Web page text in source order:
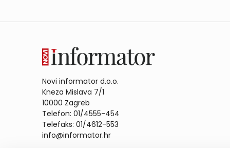
Novi informator d.o.o.
Kneza Mislava 7/1
10000 Zagreb
Telefon: 01/4555-454
Telefaks: 01/4612-553
info@informator.hr